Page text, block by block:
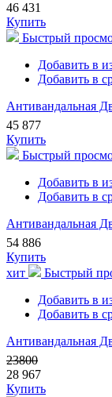
46 431
Купить
Быстрый
Добавить в
Добавить в
Антивандальная
45 877
Купить
Быстрый
Добавить в
Добавить в
Антивандальная
54 886
Купить
хит
Быстрый
Добавить в
Добавить в
Антивандальная
23800
28 967
Купить